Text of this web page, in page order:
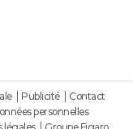
Publicité
Contact
personnelles